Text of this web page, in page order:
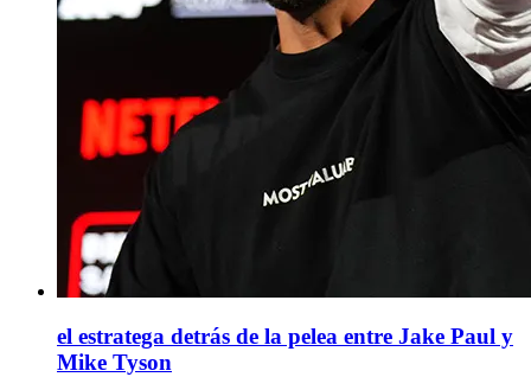
el estratega detrás de la pelea entre Jake Paul y
Mike Tyson